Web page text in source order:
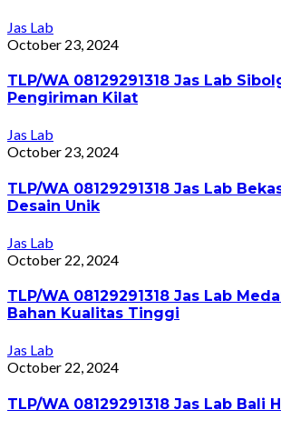
Jas Lab
October 23, 2024
TLP/WA 08129291318 Jas Lab
Pengiriman Kilat
Jas Lab
October 23, 2024
TLP/WA 08129291318 Jas Lab
Desain Unik
Jas Lab
October 22, 2024
TLP/WA 08129291318 Jas Lab
Bahan Kualitas Tinggi
Jas Lab
October 22, 2024
TLP/WA 08129291318 Jas Lab Bali